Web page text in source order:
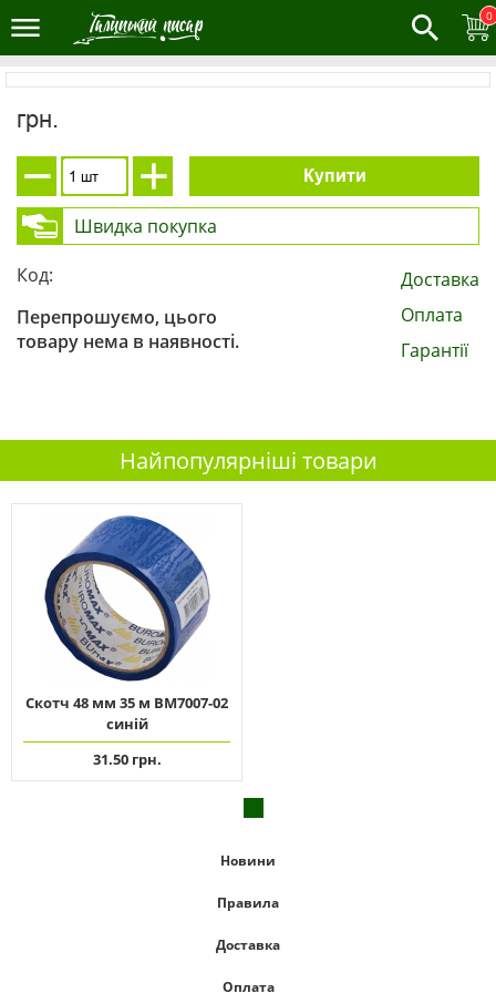
0
грн.
Купити
Швидка покупка
Код:
Перепрошуємо, цього
товару нема в наявності.
Доставка
Оплата
Гарантії
Найпопулярніші товари
Скотч 48 мм 35 м ВМ7007-02
синій
31.50 грн.
Новини
Правила
Доставка
Оплата